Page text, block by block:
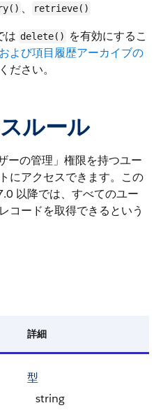
、 retrieve()
は delete()
を有効にするこ
よび項目履歴アーカイブの
ださい。
ルール
ーの管理」権限を持つユー
にアクセスできます。この
以降では、すべてのユー
コードを取得できるという
詳細
型
string